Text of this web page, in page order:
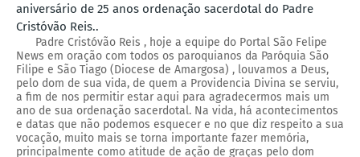
aniversário de 25 anos ordenação sacerdotal do Padre
Cristóvão Reis..
Padre Cristóvão Reis , hoje a equipe do Portal São Felipe
News em oração com todos os paroquianos da Paróquia São
Filipe e São Tiago (Diocese de Amargosa) , louvamos a Deus,
pelo dom de sua vida, de quem a Providencia Divina se serviu,
a fim de nos permitir estar aqui para agradecermos mais um
ano de sua ordenação sacerdotal. Na vida, há acontecimentos
e datas que não podemos esquecer e no que diz respeito a sua
vocação, muito mais se torna importante fazer memória,
principalmente como atitude de ação de graças pelo dom